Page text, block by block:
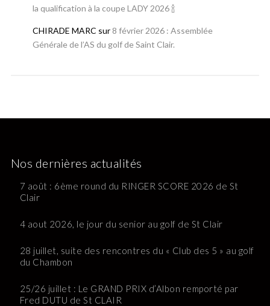
la qualification à la coupe LADY 2026 🍾
CHIRADE MARC sur 8 février 2026 : Assemblée
Générale de l’AS du golf de Saint Clair.
Nos dernières actualités
7 août : 6ème round du RINGER SCORE 2026 de St
Clair
4 aout 2026, le jour du senior au golf de St Clair
28 juillet, suite des rencontres du « Club des 5 » au golf
du Chambon
25/26 juillet : Le GRAND PRIX d’Albon remporté par
Fred DUTU de St CLAIR